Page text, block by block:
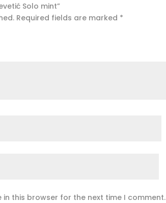
Solo mint”
Required fields are marked *
in this browser for the next time I comment.